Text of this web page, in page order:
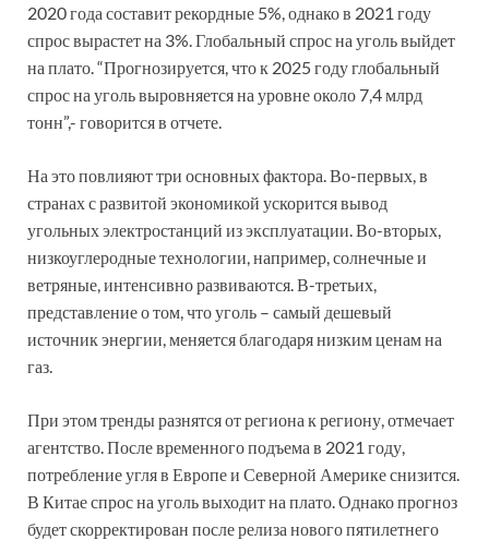
2020 года составит рекордные 5%, однако в 2021 году
спрос вырастет на 3%. Глобальный спрос на уголь выйдет
на плато. “Прогнозируется, что к 2025 году глобальный
спрос на уголь выровняется на уровне около 7,4 млрд
тонн”,- говорится в отчете.
На это повлияют три основных фактора. Во-первых, в
странах с развитой экономикой ускорится вывод
угольных электростанций из эксплуатации. Во-вторых,
низкоуглеродные технологии, например, солнечные и
ветряные, интенсивно развиваются. В-третьих,
представление о том, что уголь – самый дешевый
источник энергии, меняется благодаря низким ценам на
газ.
При этом тренды разнятся от региона к региону, отмечает
агентство. После временного подъема в 2021 году,
потребление угля в Европе и Северной Америке снизится.
В Китае спрос на уголь выходит на плато. Однако прогноз
будет скорректирован после релиза нового пятилетнего